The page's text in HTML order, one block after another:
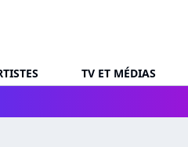
TV ET MÉDIAS